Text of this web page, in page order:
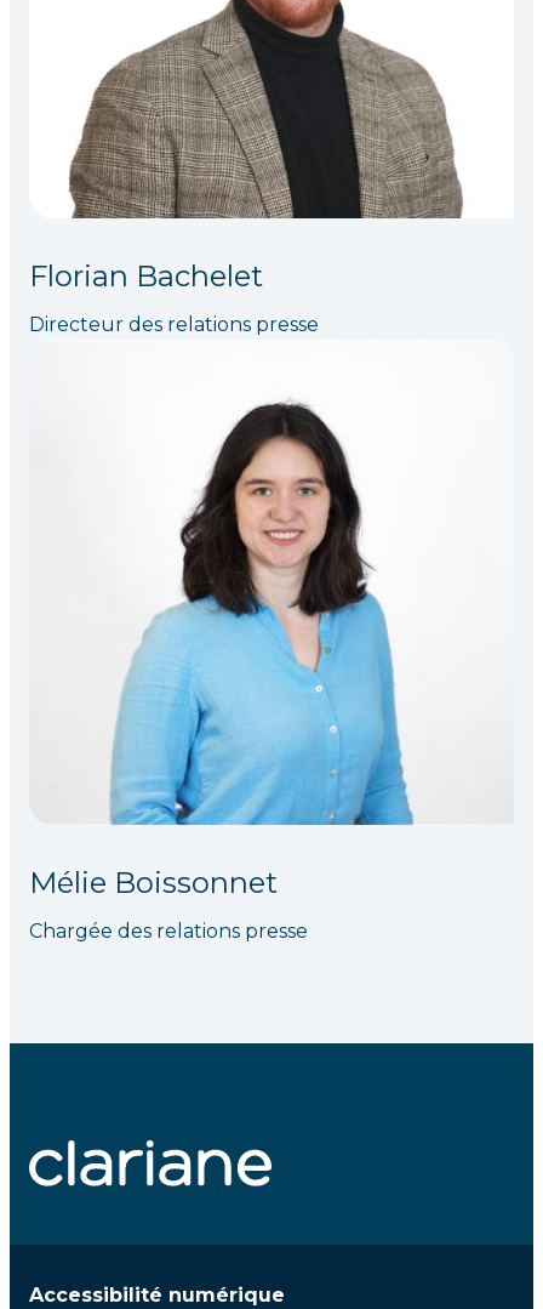
Florian Bachelet
Directeur des relations presse
Mélie Boissonnet
Chargée des relations presse
Accessibilité numérique